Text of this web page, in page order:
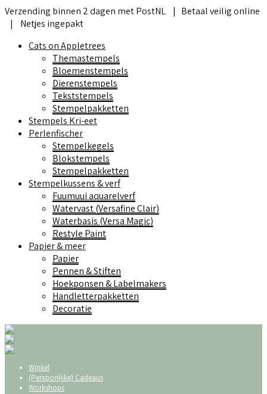
Verzending binnen 2 dagen met PostNL | Betaal veilig online
| Netjes ingepakt
Cats on Appletrees
Themastempels
Bloemenstempels
Dierenstempels
Tekststempels
Stempelpakketten
Stempels Kri-eet
Perlenfischer
Stempelkegels
Blokstempels
Stempelpakketten
Stempelkussens & verf
Fuumuui aquarelverf
Watervast (Versafine Clair)
Waterbasis (Versa Magic)
Restyle Paint
Papier & meer
Papier
Pennen & Stiften
Hoekponsen & Labelmakers
Handletterpakketten
Decoratie
Winkel
(Persoonlijke) Cadeaus
Workshops